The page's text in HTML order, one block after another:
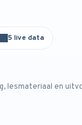
5 live data
lesmateriaal en